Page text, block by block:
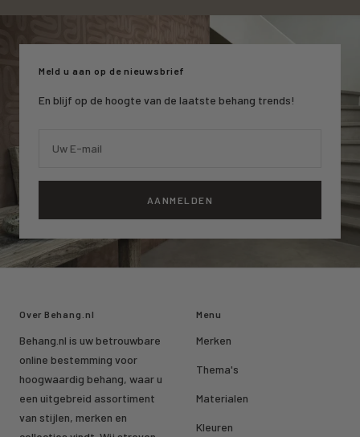
1
2
slide
3
Meld u aan op de nieuwsbrief
En blijf op de hoogte van de laatste behang trends!
Uw E-mail
AANMELDEN
Over Behang.nl
Behang.nl is uw betrouwbare
online bestemming voor
hoogwaardig behang, waar u
een uitgebreid assortiment
van stijlen, merken en
Menu
Merken
Thema's
Materialen
Kleuren